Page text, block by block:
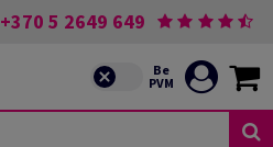
+370 5 2649 649